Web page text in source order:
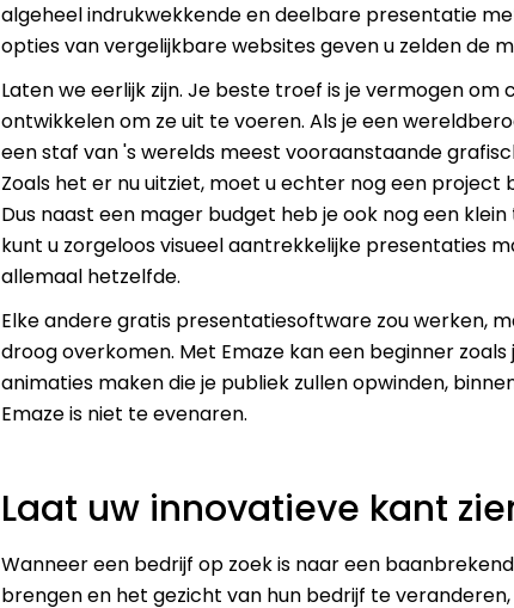
algeheel indrukwekkende en deelbare presentatie
opties van vergelijkbare websites geven u zelden de
Laten we eerlijk zijn. Je beste troef is je vermogen
ontwikkelen om ze uit te voeren. Als je een
een staf van 's werelds meest vooraanstaande
Zoals het er nu uitziet, moet u echter nog een
Dus naast een mager budget heb je ook nog een
kunt u zorgeloos visueel aantrekkelijke presentaties
allemaal hetzelfde.
Elke andere gratis presentatiesoftware zou werken,
droog overkomen. Met Emaze kan een beginner
animaties maken die je publiek zullen opwinden,
Emaze is niet te evenaren.
Laat uw innovatieve kant
Wanneer een bedrijf op zoek is naar een
brengen en het gezicht van hun bedrijf te